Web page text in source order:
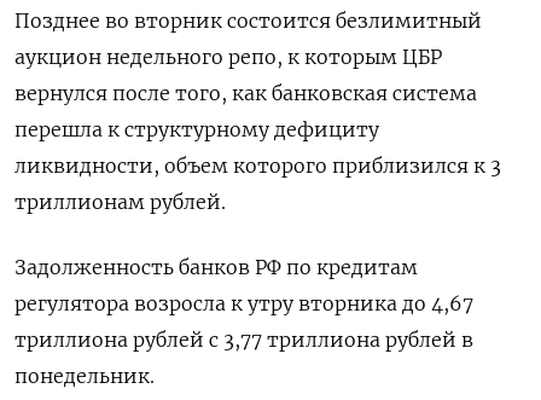
Позднее во вторник состоится безлимитный
аукцион недельного репо, к которым ЦБР
вернулся после того, как банковская система
перешла к структурному дефициту
ликвидности, объем которого приблизился к 3
триллионам рублей.
Задолженность банков РФ по кредитам
регулятора возросла к утру вторника до 4,67
триллиона рублей с 3,77 триллиона рублей в
понедельник.